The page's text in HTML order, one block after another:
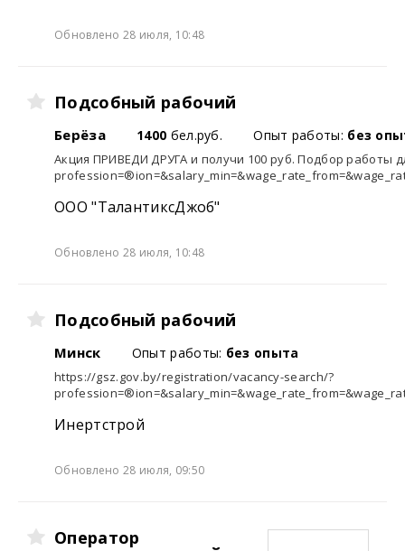
Обновлено 28 июля, 10:48
Подсобный рабочий
Берёза 1400 бел.руб. Опыт работы: без
Акция ПРИВЕДИ ДРУГА и получи 100 руб. Подбор
ООО "ТалантиксДжоб"
Обновлено 28 июля, 10:48
Подсобный рабочий
Минск Опыт работы: без опыта
https://gsz.gov.by/registration/vacancy-search/?
Инертстрой
Обновлено 28 июля, 09:50
Оператор